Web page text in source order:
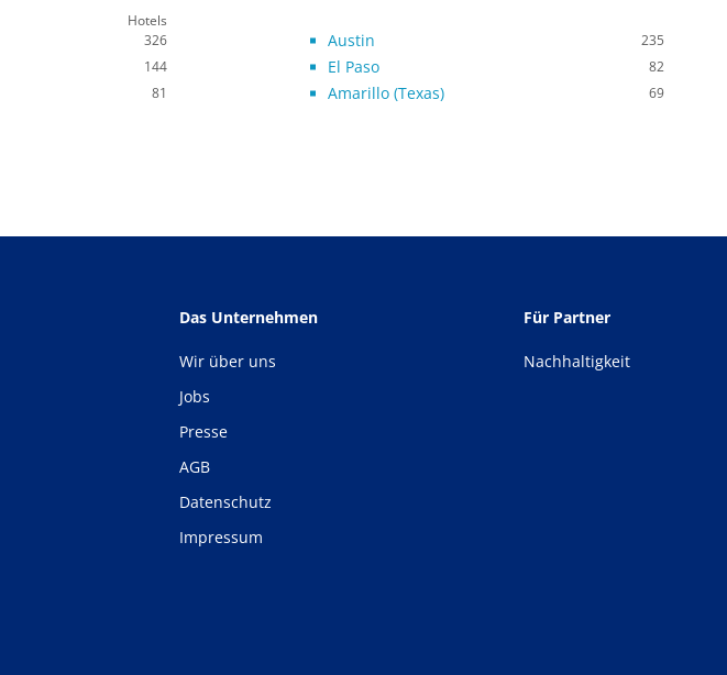
Hotels
326 Austin 235
144 El Paso 82
81 Amarillo (Texas) 69
Das Unternehmen
Wir über uns
Jobs
Presse
AGB
Datenschutz
Impressum
Für Partner
Nachhaltigkeit